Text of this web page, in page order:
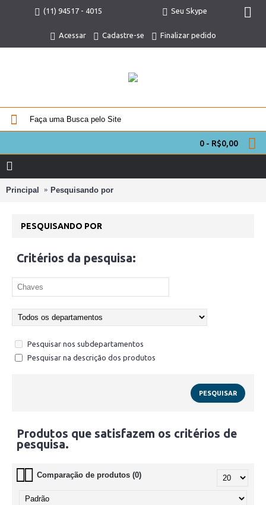
(11) 94517 - 4015 Seu Skype
Acessar Cadastre-se Finalizar pedido
0 - R$0,00
Principal Pesquisando por
PESQUISANDO POR
Critérios da pesquisa:
Pesquisar nos subdepartamentos
Pesquisar na descrição dos produtos
Produtos que satisfazem os critérios de
pesquisa.
Comparação de produtos (0)